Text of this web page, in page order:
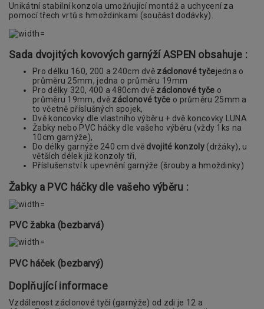
Unikátní stabilní konzola umožńující montáž a uchycení za
pomocí třech vrtů s hmoždinkami (součást dodávky).
Sada dvojitých kovových garnýží ASPEN obsahuje :
Pro délku 160, 200 a 240cm dvě záclonové tyčejedna o
průměru 25mm, jedna o průměru 19mm
Pro délky 320, 400 a 480cm dvě záclonové tyče o
průměru 19mm, dvě záclonové tyče o průměru 25mm a
to včetně příslušných spojek,
Dvě koncovky dle vlastního výběru + dvě koncovky LUNA
Žabky nebo PVC háčky dle vašeho výběru (vždy 1ks na
10cm garnýže),
Do délky garnýže 240 cm dvě dvojité konzoly(držáky), u
větších délek již konzoly tři,
Příslušenství k upevnění garnýže (šrouby a hmoždinky)
Žabky a PVC háčky dle vašeho výběru :
PVC žabka (bezbarvá)
PVC háček (bezbarvý)
Doplňující informace
Vzdálenost záclonové tyčí (garnýže) od zdi je 12 a